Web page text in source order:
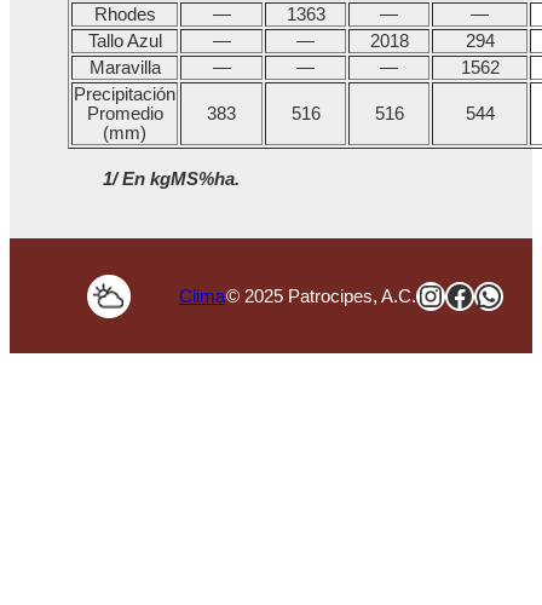
Rhodes
— 1363 —
—
Tallo Azul
— — 2018
294
Maravilla
— — —
1562
Precipitación
Promedio
(mm)
383 516 516 544
1/ En kgMS%ha.
Clima© 2025 Patrocipes, A.C.